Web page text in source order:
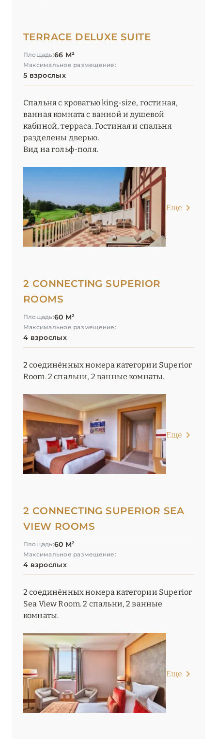
TERRACE DELUXE SUITE
Площадь:66 М²
Максимальное размещение:
5 взрослых
Спальня с кроватью king-size, гостиная,
ванная комната с ванной и душевой
кабиной, терраса. Гостиная и спальня
разделены дверью.
Вид на гольф-поля.
Еще
2 CONNECTING SUPERIOR
ROOMS
Площадь:60 М²
Максимальное размещение:
4 взрослых
2 соединённых номера категории Superior
Room. 2 спальни, 2 ванные комнаты.
Еще
2 CONNECTING SUPERIOR SEA
VIEW ROOMS
Площадь:60 М²
Максимальное размещение:
4 взрослых
2 соединённых номера категории Superior
Sea View Room. 2 спальни, 2 ванные
комнаты.
Еще